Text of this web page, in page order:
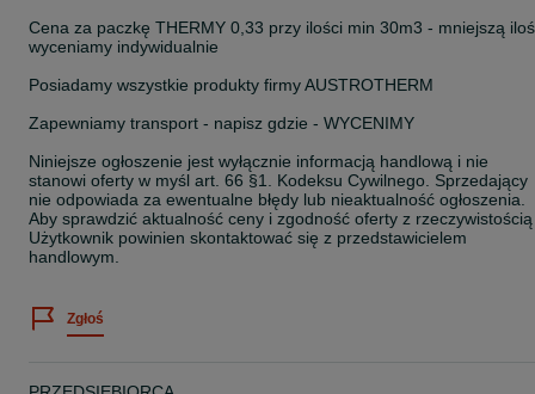
Cena za paczkę THERMY 0,33 przy ilości min 30m3 - mniejszą
wyceniamy indywidualnie
Posiadamy wszystkie produkty firmy AUSTROTHERM
Zapewniamy transport - napisz gdzie - WYCENIMY
Niniejsze ogłoszenie jest wyłącznie informacją handlową i nie
stanowi oferty w myśl art. 66 §1. Kodeksu Cywilnego. Sprzedający
nie odpowiada za ewentualne błędy lub nieaktualność ogłoszenia.
Aby sprawdzić aktualność ceny i zgodność oferty z rzeczywistością
Użytkownik powinien skontaktować się z przedstawicielem
handlowym.
Zgłoś